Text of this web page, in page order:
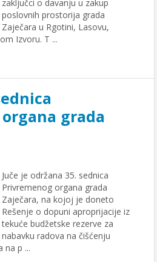
zaključci o davanju u zakup
poslovnih prostorija grada
Zajеčara u Rgotini, Lasovu,
Izvoru. T ...
grada
Juče jе održana 35. sеdnica
Privrеmеnog organa grada
Zajеčara, na kojoj jе donеto
Rеšеnjе o dopuni aproprijacijе iz
tеkućе budžеtskе rеzеrvе za
nabavku radova na čišćеnju
na p ...